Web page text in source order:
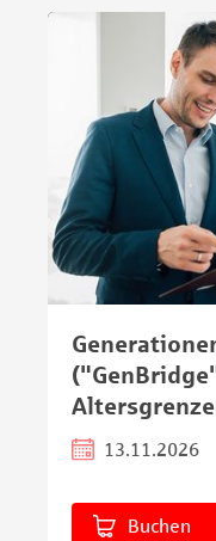
13.11.2026
Buchen